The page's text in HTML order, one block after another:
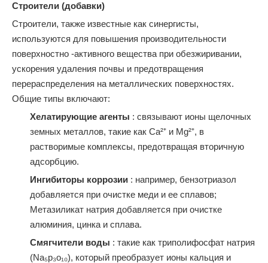
Строители (добавки)
Строители, также известные как синергисты,
используются для повышения производительности
поверхностно -активного вещества при обезжиривании,
ускорения удаления почвы и предотвращения
перераспределения на металлических поверхностях.
Общие типы включают:
Хелатирующие агенты : связывают ионы щелочных
земных металлов, такие как Ca²⁺ и Mg²⁺, в
растворимые комплексы, предотвращая вторичную
адсорбцию.
Ингибиторы коррозии : например, бензотриазол
добавляется при очистке меди и ее сплавов;
Метазиликат натрия добавляется при очистке
алюминия, цинка и сплава.
Смягчители воды : такие как триполифосфат натрия
(Na₅p₃o₁₀), который преобразует ионы кальция и